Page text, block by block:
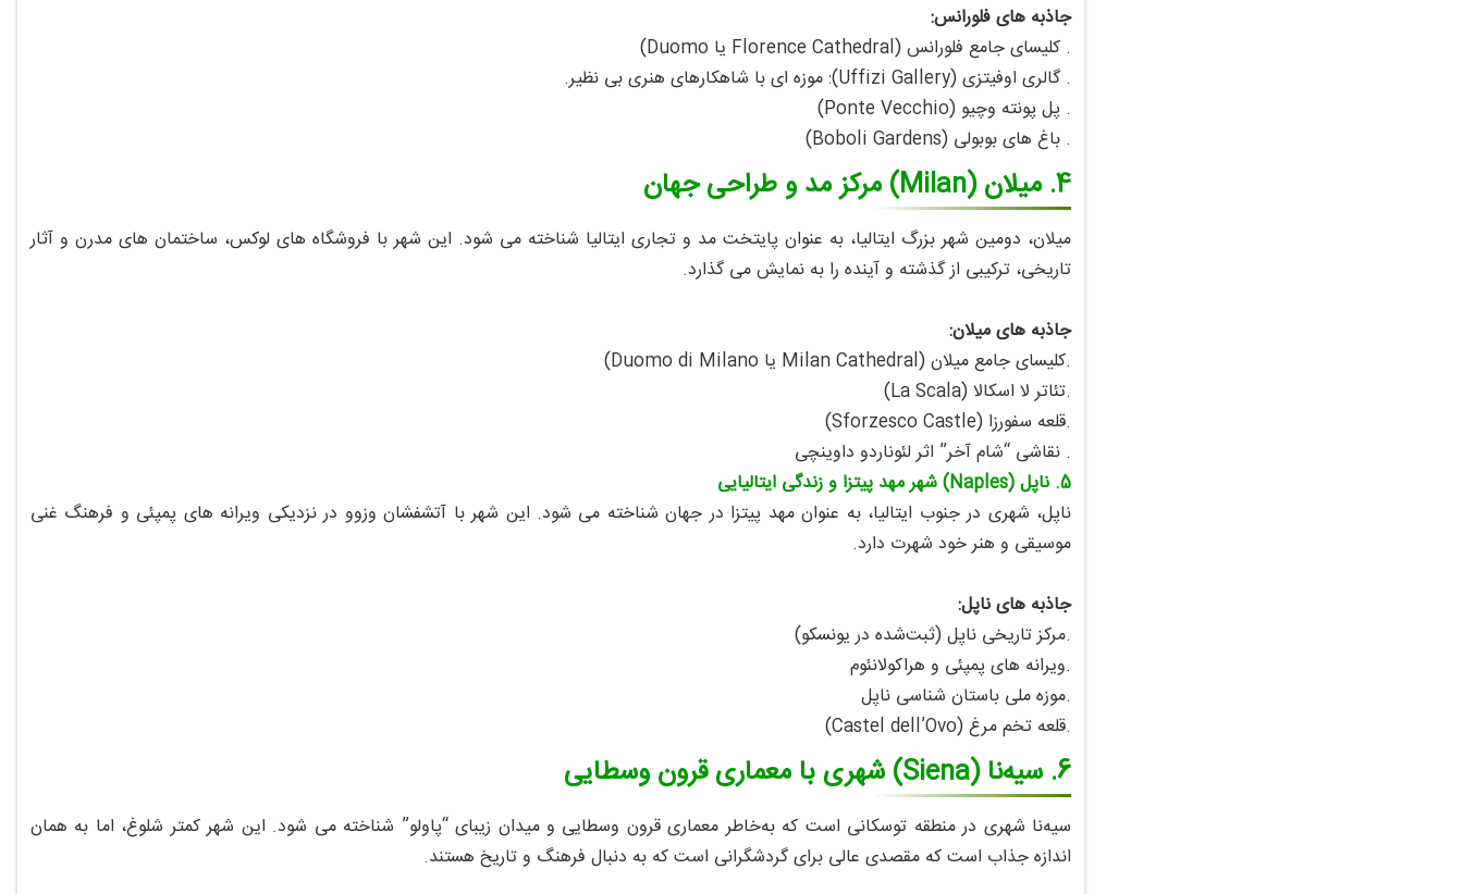
جاذبه‌ های فلورانس:
. کلیسای جامع فلورانس (Florence Cathedral یا Duomo)
. گالری اوفیتزی (Uffizi Gallery): موزه‌ ای با شاهکارهای هنری بی‌ نظیر.
. پل پونته وچیو (Ponte Vecchio)
. باغ‌ های بوبولی (Boboli Gardens)
4. میلان (Milan) مرکز مد و طراحی جهان
میلان، دومین شهر بزرگ ایتالیا، به‌ عنوان پایتخت مد و تجاری ایتالیا شناخته می‌ شود. این شهر با فروشگاه‌ های لوکس، ساختمان‌ های مدرن و آثار
تاریخی، ترکیبی از گذشته و آینده را به نمایش می‌ گذارد.
جاذبه‌ های میلان:
.کلیسای جامع میلان (Milan Cathedral یا Duomo di Milano)
.تئاتر لا اسکالا (La Scala)
.قلعه سفورزا (Sforzesco Castle)
. نقاشی “شام آخر” اثر لئوناردو داوینچی
5. ناپل (Naples)
شهر مهد پیتزا و زندگی ایتالیایی
ناپل، شهری در جنوب ایتالیا، به‌ عنوان مهد پیتزا در جهان شناخته می‌ شود. این شهر با آتشفشان وزوو در نزدیکی ویرانه‌ های پمپئی و فرهنگ غنی
موسیقی و هنر خود شهرت دارد.
جاذبه‌ های ناپل:
.مرکز تاریخی ناپل (ثبت‌شده در یونسکو)
.ویرانه‌ های پمپئی و هراکولانئوم
.موزه ملی باستان‌ شناسی ناپل
.قلعه تخم‌ مرغ (Castel dell’Ovo)
6. سیه‌نا (Siena) شهری با معماری قرون وسطایی
سیه‌نا شهری در منطقه توسکانی است که به‌خاطر معماری قرون وسطایی و میدان زیبای “پاولو” شناخته می‌ شود. این شهر کمتر شلوغ، اما به همان
اندازه جذاب است که مقصدی عالی برای گردشگرانی است که به دنبال فرهنگ و تاریخ هستند.